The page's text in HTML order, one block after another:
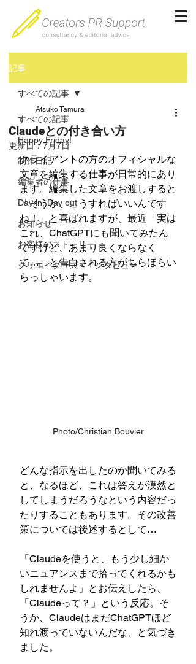
記事
すべての記事
Happy Friday!
制作日記
編集者の仕事
Day in, Day out
お知らせ
お客様のストーリー
クリエイターズ・インタビュー
すべての記事
Claudeとの付き合い方
Atsuko Tamura
更新日：7月7日
クライアントの方のオフィシャルな
文章を編集する仕事が日常的にあり
ます。編集した文章をお渡しすると
「そうか、こうすればいいんです
ね！」と喜ばれますが、最近「実は
これ、ChatGPTにも聞いてみたん
ですけど、あまり良くならなく
て…」と告白される方がちらほらい
らっしゃいます。
Photo/Christian Bouvier
どんな指示を出したのか聞いてみる
と、なるほど、これは答えが漠然と
してしまうだろうなという内容だっ
たりすることもあります。その改善
策については後述するとして…
「Claudeを使うと、もう少し細か
いニュアンスまで拾ってくれるかも
しれませんよ」とお伝えしたら、
「Claudeって？」という反応。そ
うか、ClaudeはまだChatGPTほど
知れ渡っていないんだな、と気づき
ました。